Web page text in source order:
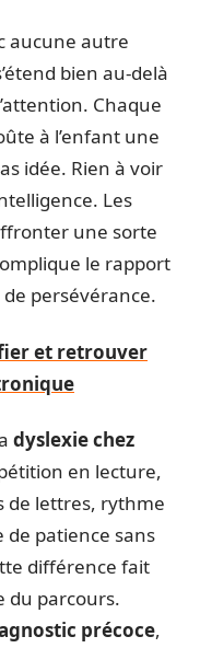
aucune autre
bien au-delà
Chaque
à l’enfant une
idée. Rien à voir
Les
une sorte
le rapport
de persévérance.
et retrouver
dyslexie chez
en lecture,
de lettres, rythme
patience sans
différence fait
du parcours.
précoce,